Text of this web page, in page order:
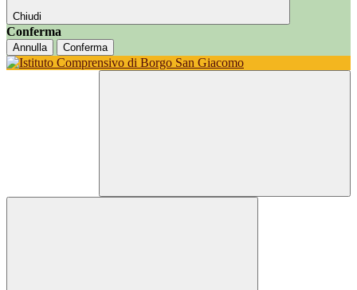
Chiudi
Conferma
Annulla Conferma